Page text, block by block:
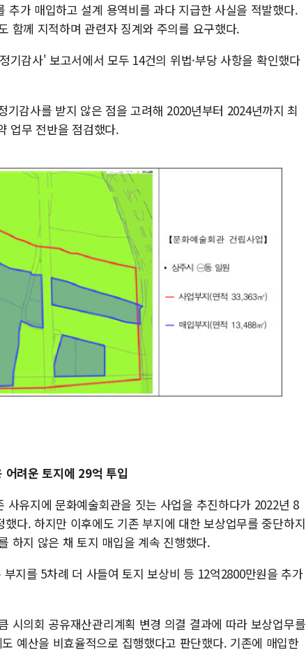
추가 매입하고 설계 용역비를 과다 지급한 사실을 적발했다.
함께 지적하며 관련자 징계와 주의를 요구했다.
기감사' 보고서에서 모두 14건의 위법·부당 사항을 확인했다
감사를 받지 않은 점을 고려해 2020년부터 2024년까지 최
업무 전반을 점검했다.
려운 토지에 29억 투입
사유지에 문화예술회관을 짓는 사업을 추진하다가 2022년 8
다. 하지만 이후에도 기존 부지에 대한 보상업무를 중단하지
하지 않은 채 토지 매입을 계속 진행했다.
지를 5차례 더 사들여 토지 보상비 등 12억2800만원을 추가
시의회 공유재산관리계획 변경 의결 결과에 따라 보상업무를
예산을 비효율적으로 집행했다고 판단했다. 기존에 매입한